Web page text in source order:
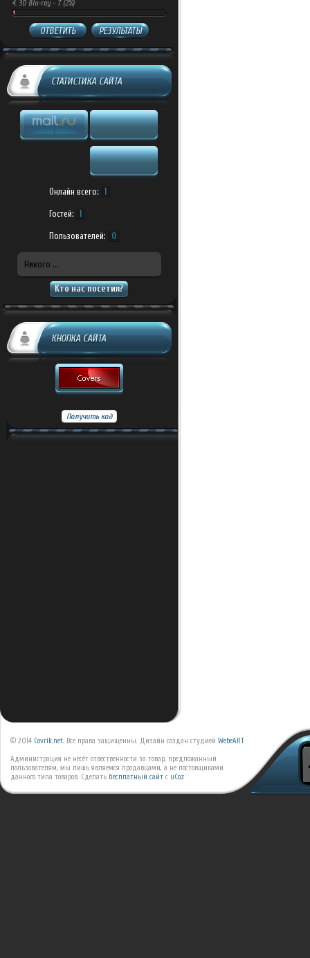
4. 3D Blu-ray - 7 (2%)
ОТВЕТИТЬ РЕЗУЛЬТАТЫ
СТАТИСТИКА САЙТА
Онлайн всего: 1
Гостей: 1
Пользователей: 0
Никого ...
Кто нас посетил?
КНОПКА САЙТА
© 2014 Covrik.net. Все права защищенны. Дизайн создан студией WebeART
Администрация не несёт отвественности за товар, предложанный
пользователям, мы лишь являемся продавцами, а не постовщиками
данного типа товаров. Сделать бесплатный сайт с uCoz